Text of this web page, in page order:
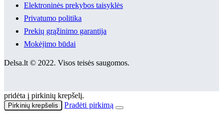
Elektroninės prekybos taisyklės
Privatumo politika
Prekių grąžinimo garantija
Mokėjimo būdai
Delsa.lt © 2022. Visos teisės saugomos.
pridėta į pirkinių krepšelį.
Pirkinių krepšelis Pradėti pirkimą